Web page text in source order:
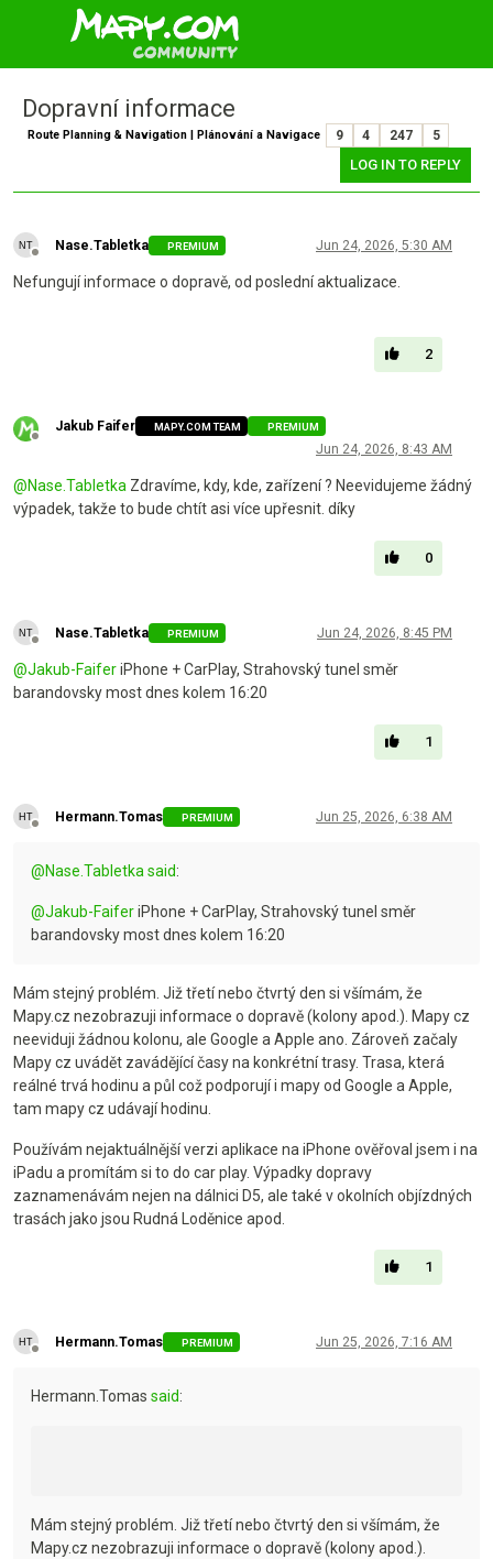
Dopravní informace
Route Planning & Navigation | Plánování a Navigace 9 4 247 5
LOG IN TO REPLY
Nase.Tabletka PREMIUM Jun 24, 2026, 5:30 AM
Nefungují informace o dopravě, od poslední aktualizace.
2
Jakub Faifer MAPY.COM TEAM PREMIUM
Jun 24, 2026, 8:43 AM
@Nase.Tabletka Zdravíme, kdy, kde, zařízení ? Neevidujeme žádný
výpadek, takže to bude chtít asi více upřesnit. díky
0
Nase.Tabletka PREMIUM Jun 24, 2026, 8:45 PM
@Jakub-FaiferiPhone + CarPlay, Strahovský tunel směr
barandovsky most dnes kolem 16:20
1
Hermann.Tomas PREMIUM Jun 25, 2026, 6:38 AM
@Nase.Tabletka said:
@Jakub-FaiferiPhone + CarPlay, Strahovský tunel směr
barandovsky most dnes kolem 16:20
Mám stejný problém. Již třetí nebo čtvrtý den si všímám, že
Mapy.cz nezobrazuji informace o dopravě (kolony apod.). Mapy cz
neeviduji žádnou kolonu, ale Google a Apple ano. Zároveň začaly
Mapy cz uvádět zavádějící časy na konkrétní trasy. Trasa, která
reálné trvá hodinu a půl což podporují i mapy od Google a Apple,
tam mapy cz udávají hodinu.
Používám nejaktuálnější verzi aplikace na iPhone ověřoval jsem i na
iPadu a promítám si to do car play. Výpadky dopravy
zaznamenávám nejen na dálnici D5, ale také v okolních objízdných
trasách jako jsou Rudná Loděnice apod.
1
Hermann.Tomas PREMIUM Jun 25, 2026, 7:16 AM
Hermann.Tomas said:
Mám stejný problém. Již třetí nebo čtvrtý den si všímám, že
Mapy.cz nezobrazuji informace o dopravě (kolony apod.).